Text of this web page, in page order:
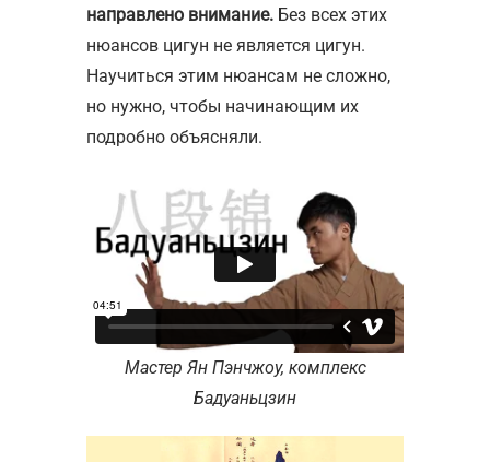
направлено внимание. Без всех этих
нюансов цигун не является цигун.
Научиться этим нюансам не сложно,
но нужно, чтобы начинающим их
подробно объясняли.
Мастер Ян Пэнчжоу, комплекс
Бадуаньцзин